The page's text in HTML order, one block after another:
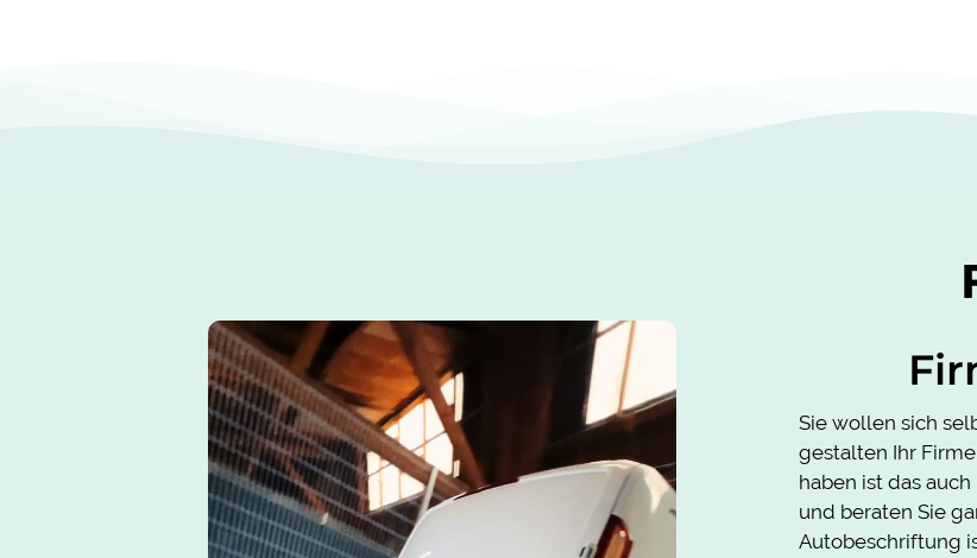
Sie wollen sich
gestalten Ihr
haben ist das
und beraten Sie
Autobeschriftung